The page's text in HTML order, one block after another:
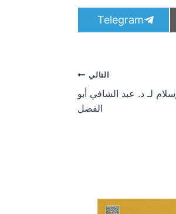
S
h
Telegram
التالي
لـ د. عبد الشافي أبو
الفضل